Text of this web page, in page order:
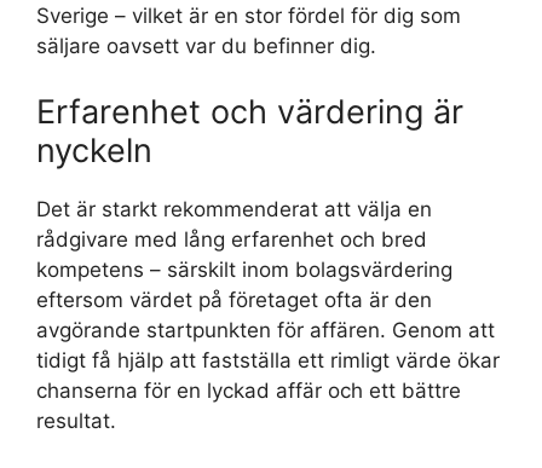
Sverige – vilket är en stor fördel för dig som
säljare oavsett var du befinner dig.
Erfarenhet och värdering är
nyckeln
Det är starkt rekommenderat att välja en
rådgivare med lång erfarenhet och bred
kompetens – särskilt inom bolagsvärdering
eftersom värdet på företaget ofta är den
avgörande startpunkten för affären. Genom att
tidigt få hjälp att fastställa ett rimligt värde ökar
chanserna för en lyckad affär och ett bättre
resultat.